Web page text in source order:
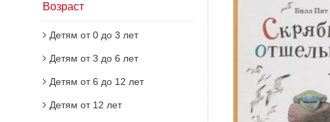
Возраст
Детям от 0 до 3 лет
Детям от 3 до 6 лет
Детям от 6 до 12 лет
Детям от 12 лет